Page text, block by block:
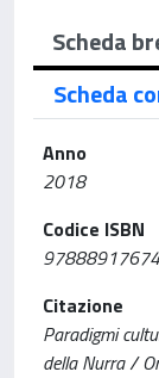
Scheda
Scheda
Anno
2018
Codice ISBN
Citazione
Paradigmi
della Nurra /